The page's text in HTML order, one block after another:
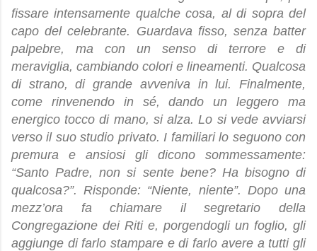
fissare intensamente qualche cosa, al di sopra del
capo del celebrante. Guardava fisso, senza batter
palpebre, ma con un senso di terrore e di
meraviglia, cambiando colori e lineamenti. Qualcosa
di strano, di grande avveniva in lui. Finalmente,
come rinvenendo in sé, dando un leggero ma
energico tocco di mano, si alza. Lo si vede avviarsi
verso il suo studio privato. I familiari lo seguono con
premura e ansiosi gli dicono sommessamente:
“Santo Padre, non si sente bene? Ha bisogno di
qualcosa?”. Risponde: “Niente, niente”. Dopo una
mezz’ora fa chiamare il segretario della
Congregazione dei Riti e, porgendogli un foglio, gli
aggiunge di farlo stampare e di farlo avere a tutti gli